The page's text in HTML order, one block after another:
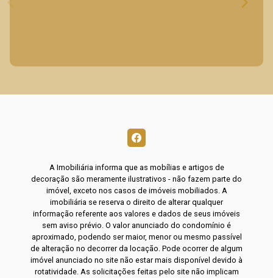
A Imobiliária informa que as mobílias e artigos de
decoração são meramente ilustrativos - não fazem parte do
imóvel, exceto nos casos de imóveis mobiliados. A
imobiliária se reserva o direito de alterar qualquer
informação referente aos valores e dados de seus imóveis
sem aviso prévio. O valor anunciado do condomínio é
aproximado, podendo ser maior, menor ou mesmo passível
de alteração no decorrer da locação. Pode ocorrer de algum
imóvel anunciado no site não estar mais disponível devido à
rotatividade. As solicitações feitas pelo site não implicam